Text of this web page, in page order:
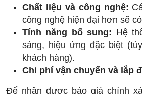
Chất liệu và công nghệ:
công nghệ hiện đại hơn sẽ
Tính năng bổ sung: Hệ
sáng, hiệu ứng đặc biệt
khách hàng).
Chi phí vận chuyển và lắp
Để nhận được báo giá chính